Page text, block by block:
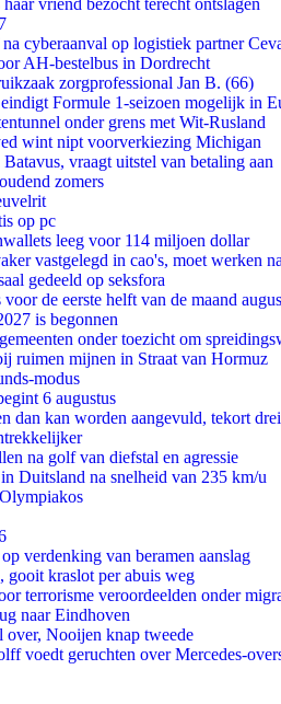
vriend bezocht terecht ontslagen
cyberaanval op logistiek partner
AH-bestelbus in Dordrecht
zorgprofessional Jan B. (66)
Formule 1-seizoen mogelijk in
onder grens met Wit-Rusland
wint nipt voorverkiezing Michigan
vraagt uitstel van betaling aan
zomers
op pc
leeg voor 114 miljoen dollar
vastgelegd in cao's, moet werken
gedeeld op seksfora
de eerste helft van de maand
is begonnen
onder toezicht om
ruimen mijnen in Straat van Hormuz
modus
6 augustus
dan kan worden aangevuld, tekort
na golf van diefstal en agressie
Duitsland na snelheid van 235 km/u
verdenking van beramen aanslag
kraslot per abuis weg
terrorisme veroordeelden onder
naar Eindhoven
over, Nooijen knap tweede
voedt geruchten over Mercedes-